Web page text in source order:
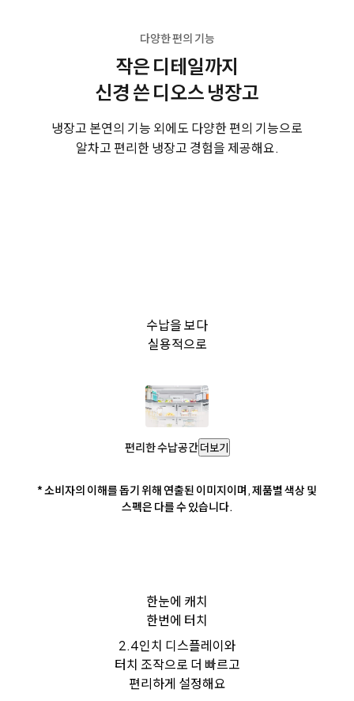
다양한 편의 기능
작은 디테일까지
신경 쓴 디오스 냉장고
냉장고 본연의 기능 외에도 다양한 편의 기능으로
알차고 편리한 냉장고 경험을 제공해요.
수납을 보다
실용적으로
편리한 수납공간 더보기
* 소비자의 이해를 돕기 위해 연출된 이미지이며, 제품별 색상 및
스펙은 다를 수 있습니다.
한눈에 캐치
한번에 터치
2.4인치 디스플레이와
터치 조작으로 더 빠르고
편리하게 설정해요